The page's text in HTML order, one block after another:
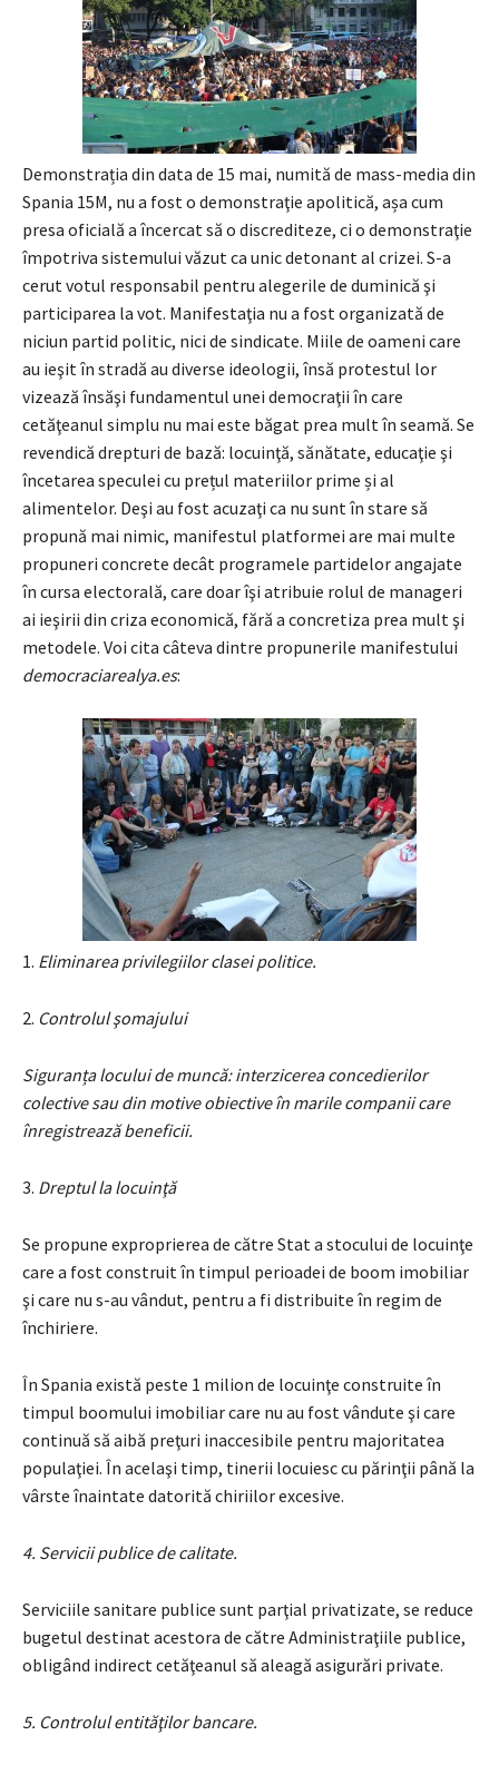
Demonstrația din data de 15 mai, numită de mass-media din
Spania 15M, nu a fost o demonstraţie apolitică, așa cum
presa oficială a încercat să o discrediteze, ci o demonstraţie
împotriva sistemului văzut ca unic detonant al crizei. S-a
cerut votul responsabil pentru alegerile de duminică şi
participarea la vot. Manifestaţia nu a fost organizată de
niciun partid politic, nici de sindicate. Miile de oameni care
au ieşit în stradă au diverse ideologii, însă protestul lor
vizează însăşi fundamentul unei democraţii în care
cetăţeanul simplu nu mai este băgat prea mult în seamă. Se
revendică drepturi de bază: locuinţă, sănătate, educaţie şi
încetarea speculei cu prețul materiilor prime și al
alimentelor. Deşi au fost acuzaţi ca nu sunt în stare să
propună mai nimic, manifestul platformei are mai multe
propuneri concrete decât programele partidelor angajate
în cursa electorală, care doar îşi atribuie rolul de manageri
ai ieşirii din criza economică, fără a concretiza prea mult şi
metodele. Voi cita câteva dintre propunerile manifestului
democraciarealya.es:
1. Eliminarea privilegiilor clasei politice.
2. Controlul şomajului
Siguranța locului de muncă: interzicerea concedierilor
colective sau din motive obiective în marile companii care
înregistrează beneficii.
3. Dreptul la locuinţă
Se propune exproprierea de către Stat a stocului de locuinţe
care a fost construit în timpul perioadei de boom imobiliar
şi care nu s-au vândut, pentru a fi distribuite în regim de
închiriere.
În Spania există peste 1 milion de locuinţe construite în
timpul boomului imobiliar care nu au fost vândute şi care
continuă să aibă preţuri inaccesibile pentru majoritatea
populaţiei. În acelaşi timp, tinerii locuiesc cu părinţii până la
vârste înaintate datorită chiriilor excesive.
4. Servicii publice de calitate.
Serviciile sanitare publice sunt parţial privatizate, se reduce
bugetul destinat acestora de către Administraţiile publice,
obligând indirect cetăţeanul să aleagă asigurări private.
5. Controlul entităţilor bancare.